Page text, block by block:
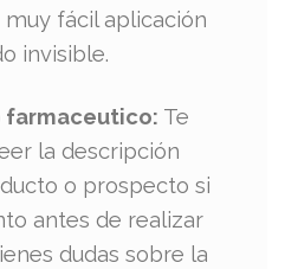
muy fácil aplicación
invisible.
farmaceutico: Te
la descripción
o prospecto si
antes de realizar
dudas sobre la